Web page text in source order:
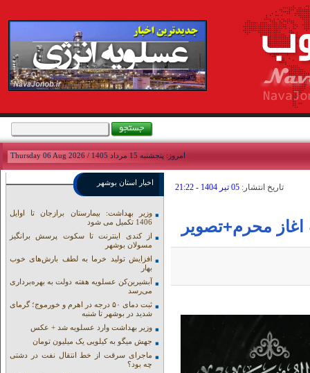
امروز: پنجشنبه 15 مرداد 1405 / Thursday 06 Aug 2026
تاريخ انتشار: 05 تير 1404 - 21:22
محرم+تصویر
اخبار استان بوشهر
وزیر بهداشت: بیمارستان برازجان تا اوایل
1406 تکمیل می شود
از کندی اینترنت تا سکوت پرسش برانگیز
مسولان بوشهر
افزایش تولید خرما به لطف بارش‌های خوب
بهار
آبشیرین‌کن عسلویه هفته دولت به بهره‌برداری
می‌رسد
ثبت دمای ۵۰ درجه در اهرم و خورموج؛ گرمای
شدید در بوشهر تا شنبه
وزیر بهداشت وارد عسلویه شد + عکس
جهش میگو به کیلویی یک میلیون تومان
ماجرای سرقت از خط انتقال نفت در دشتی
چه بود؟